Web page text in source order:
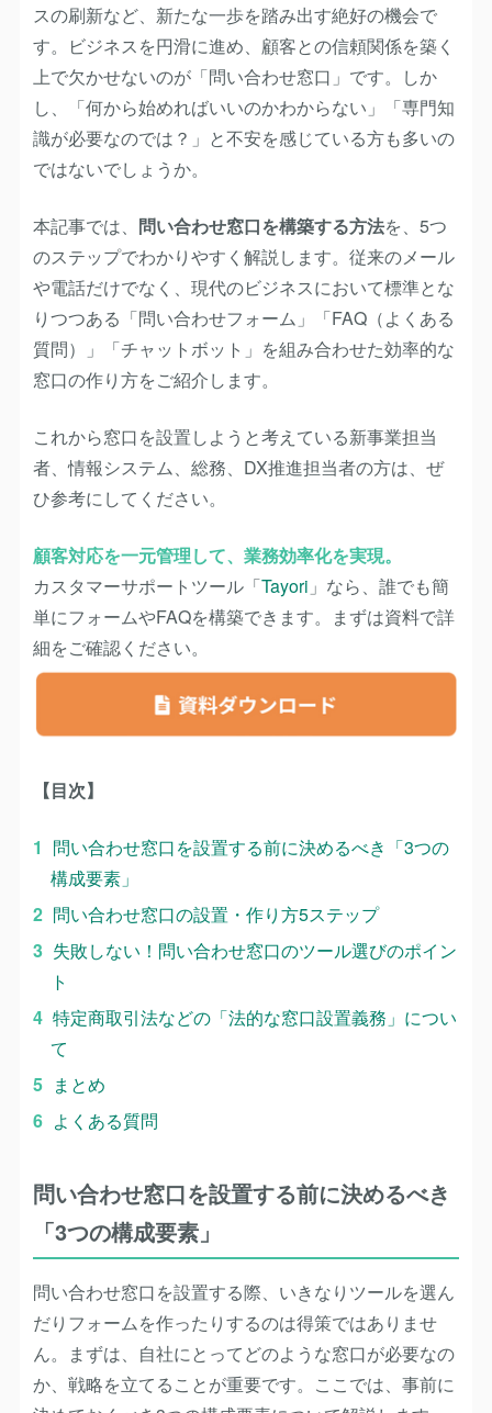
スの刷新など、新たな一歩を踏み出す絶好の機会で
す。ビジネスを円滑に進め、顧客との信頼関係を築く
上で欠かせないのが「問い合わせ窓口」です。しか
し、「何から始めればいいのかわからない」「専門知
識が必要なのでは？」と不安を感じている方も多いの
ではないでしょうか。
本記事では、 問い合わせ窓口を構築する方法を、5つ
のステップでわかりやすく解説します。従来のメール
や電話だけでなく、現代のビジネスにおいて標準とな
りつつある「問い合わせフォーム」「FAQ（よくある
質問）」「チャットボット」を組み合わせた効率的な
窓口の作り方をご紹介します。
これから窓口を設置しようと考えている新事業担当
者、情報システム、総務、DX推進担当者の方は、ぜ
ひ参考にしてください。
顧客対応を一元管理して、業務効率化を実現。
カスタマーサポートツール「Tayori 」なら、誰でも簡
単にフォームやFAQを構築できます。まずは資料で詳
細をご確認ください。
【目次】
問い合わせ窓口を設置する前に決めるべき「3つの
構成要素」
問い合わせ窓口の設置・作り方5ステップ
失敗しない！問い合わせ窓口のツール選びのポイン
ト
特定商取引法などの「法的な窓口設置義務」につい
て
まとめ
よくある質問
問い合わせ窓口を設置する前に決めるべき
「3つの構成要素」
問い合わせ窓口を設置する際、いきなりツールを選ん
だりフォームを作ったりするのは得策ではありませ
ん。まずは、自社にとってどのような窓口が必要なの
か、戦略を立てることが重要です。ここでは、事前に